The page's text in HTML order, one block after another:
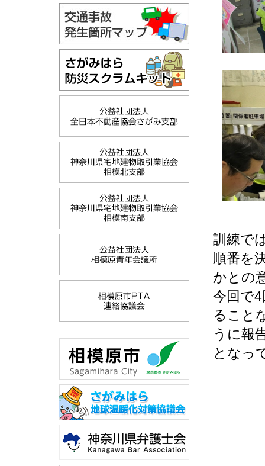
訓練で
順番を
かとの
今回で
ること
うに報
となっ